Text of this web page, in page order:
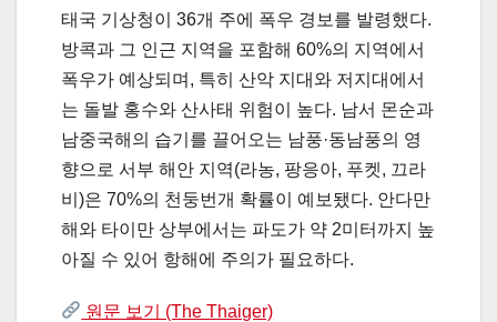
태국 기상청이 36개 주에 폭우 경보를 발령했다.
방콕과 그 인근 지역을 포함해 60%의 지역에서
폭우가 예상되며, 특히 산악 지대와 저지대에서
는 돌발 홍수와 산사태 위험이 높다. 남서 몬순과
남중국해의 습기를 끌어오는 남풍·동남풍의 영
향으로 서부 해안 지역(라농, 팡응아, 푸켓, 끄라
비)은 70%의 천둥번개 확률이 예보됐다. 안다만
해와 타이만 상부에서는 파도가 약 2미터까지 높
아질 수 있어 항해에 주의가 필요하다.
원문 보기 (The Thaiger)